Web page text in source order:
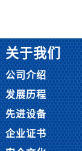
关于我们
公司介绍
发展历程
先进设备
企业证书